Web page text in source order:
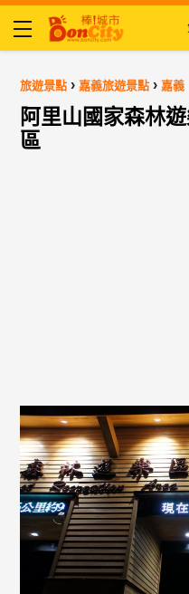
旅遊景點 ›嘉義旅遊景點 ›嘉義
阿里山國家森林
區